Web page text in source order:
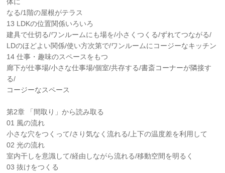
なる/1階の屋根がテラス
13 LDKの位置関係いろいろ
建具で仕切る/ワンルームにも場を/小さくつくる/ずれてつながる/
LDのほどよい関係/使い方次第で/ワンルームにコージーなキッチン
14 仕事・趣味のスペースをもつ
廊下が仕事場/小さな仕事場/個室/共存する/書斎コーナーが隣接す
る/
コージーなスペース
第2章 「間取り」から読み取る
01 風の流れ
小さな穴をつくって/さり気なく流れる/上下の温度差を利用して
02 光の流れ
室内干しを意識して/経由しながら流れる/移動空間を明るく
03 抜けをつくる